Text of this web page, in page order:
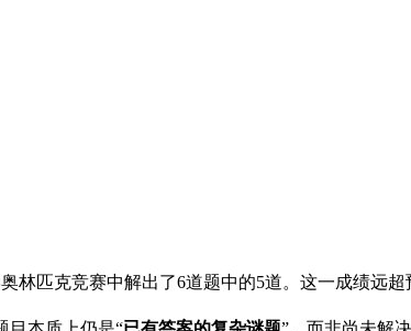
林匹克竞赛中解出了6道题中的5道。这一成绩远